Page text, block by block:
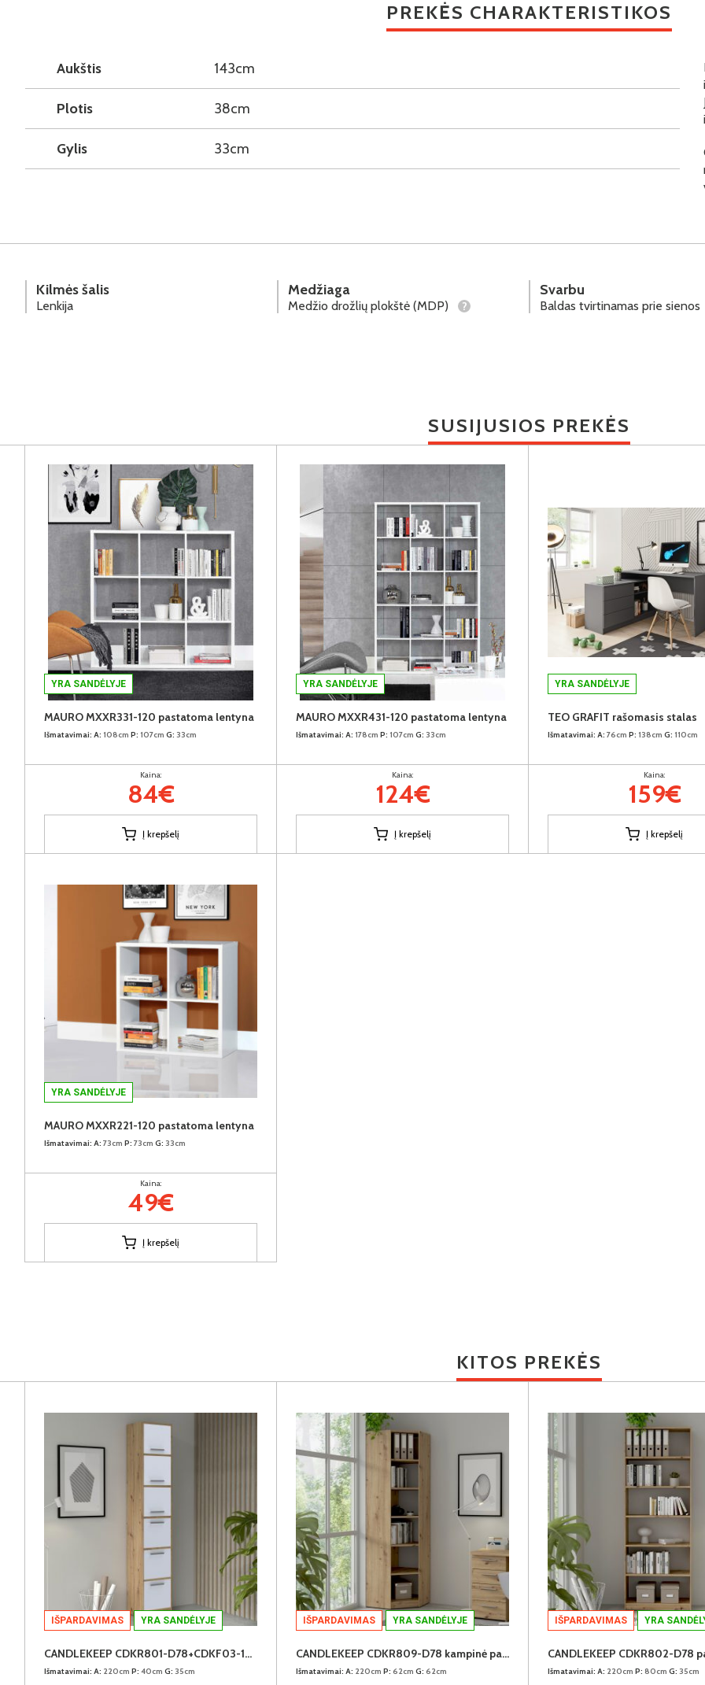
PREKĖS CHARAKTERISTIKOS
Aukštis 143cm
Plotis 38cm
Gylis 33cm
Kilmės šalis
Lenkija
Medžiaga
Medžio drožlių plokštė (MDP) ?
Svarbu
Baldas tvirtinamas prie sienos
SUSIJUSIOS PREKĖS
YRA SANDĖLYJE
MAURO MXXR331-120 pastatoma lentyna
Išmatavimai: A: 108cm P: 107cm G: 33cm
Kaina:
84€
Į krepšelį
YRA SANDĖLYJE
MAURO MXXR431-120 pastatoma lentyna
Išmatavimai: A: 178cm P: 107cm G: 33cm
Kaina:
124€
Į krepšelį
YRA SANDĖLYJE
TEO GRAFIT rašomasis stalas
Išmatavimai: A: 76cm P: 138cm G: 110cm
Kaina:
159€
Į krepšelį
YRA SANDĖLYJE
MAURO MXXR221-120 pastatoma lentyna
Išmatavimai: A: 73cm P: 73cm G: 33cm
Kaina:
49€
Į krepšelį
KITOS PREKĖS
IŠPARDAVIMAS YRA SANDĖLYJE
CANDLEKEEP CDKR801-D78+CDKF03-120 pastatoma lentyna su durimis (6vnt.)
Išmatavimai: A: 220cm P: 40cm G: 35cm
IŠPARDAVIMAS YRA SANDĖLYJE
CANDLEKEEP CDKR809-D78 kampinė pastatoma lentyna
Išmatavimai: A: 220cm P: 62cm G: 62cm
IŠPARDAVIMAS YRA
Išmatavimai: A: 220cm P: 80cm G: 35cm